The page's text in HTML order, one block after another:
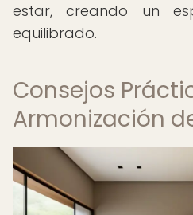
estar, creando un
equilibrado.
Consejos
Armonización